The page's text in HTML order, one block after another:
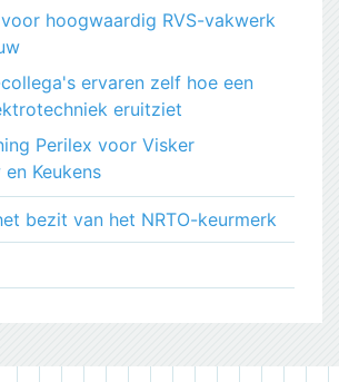
hoogwaardig RVS-vakwerk
ervaren zelf hoe een
eruitziet
Perilex voor Visker
Keukens
bezit van het NRTO-keurmerk